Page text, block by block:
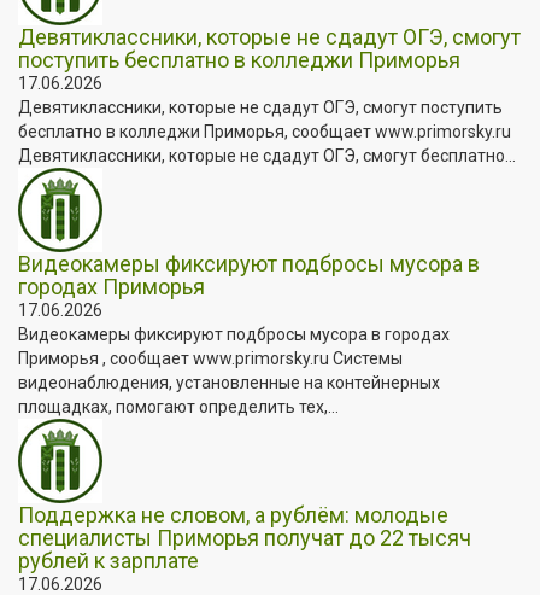
Девятиклассники, которые не сдадут ОГЭ, смогут
поступить бесплатно в колледжи Приморья
17.06.2026
Девятиклассники, которые не сдадут ОГЭ, смогут поступить
бесплатно в колледжи Приморья, сообщает www.primorsky.ru
Девятиклассники, которые не сдадут ОГЭ, смогут бесплатно...
Видеокамеры фиксируют подбросы мусора в
городах Приморья
17.06.2026
Видеокамеры фиксируют подбросы мусора в городах
Приморья , сообщает www.primorsky.ru Системы
видеонаблюдения, установленные на контейнерных
площадках, помогают определить тех,...
Поддержка не словом, а рублём: молодые
специалисты Приморья получат до 22 тысяч
рублей к зарплате
17.06.2026